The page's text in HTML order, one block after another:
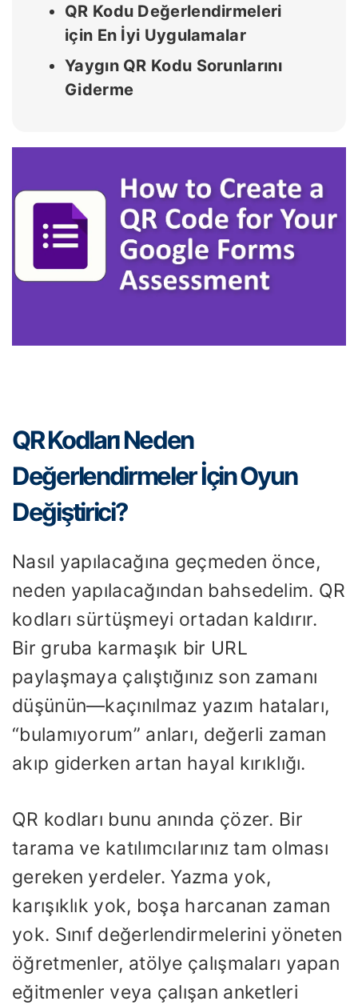
QR Kodu Değerlendirmeleri
için En İyi Uygulamalar
Yaygın QR Kodu Sorunlarını
Giderme
QR Kodları Neden
Değerlendirmeler İçin Oyun
Değiştirici?
Nasıl yapılacağına geçmeden önce,
neden yapılacağından bahsedelim. QR
kodları sürtüşmeyi ortadan kaldırır.
Bir gruba karmaşık bir URL
paylaşmaya çalıştığınız son zamanı
düşünün—kaçınılmaz yazım hataları,
“bulamıyorum” anları, değerli zaman
akıp giderken artan hayal kırıklığı.
QR kodları bunu anında çözer. Bir
tarama ve katılımcılarınız tam olması
gereken yerdeler. Yazma yok,
karışıklık yok, boşa harcanan zaman
yok. Sınıf değerlendirmelerini yöneten
öğretmenler, atölye çalışmaları yapan
eğitmenler veya çalışan anketleri